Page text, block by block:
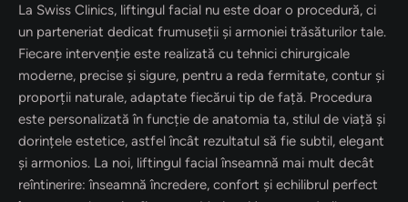
La Swiss Clinics, liftingul facial nu este doar o procedură, ci
un parteneriat dedicat frumuseții și armoniei trăsăturilor tale.
Fiecare intervenție este realizată cu tehnici chirurgicale
moderne, precise și sigure, pentru a reda fermitate, contur și
proporții naturale, adaptate fiecărui tip de față. Procedura
este personalizată în funcție de anatomia ta, stilul de viață și
dorințele estetice, astfel încât rezultatul să fie subtil, elegant
și armonios. La noi, liftingul facial înseamnă mai mult decât
reîntinerire: înseamnă încredere, confort și echilibrul perfect